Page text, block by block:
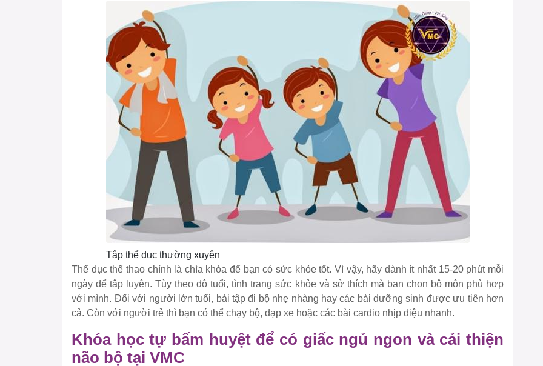
Tập thể dục thường xuyên
Thể dục thể thao chính là chìa khóa để bạn có sức khỏe tốt. Vì vậy, hãy dành ít nhất 15-20 phút mỗi
ngày để tập luyện. Tùy theo độ tuổi, tình trạng sức khỏe và sở thích mà bạn chọn bộ môn phù hợp
với mình. Đối với người lớn tuổi, bài tập đi bộ nhẹ nhàng hay các bài dưỡng sinh được ưu tiên hơn
cả. Còn với người trẻ thì bạn có thể chạy bộ, đạp xe hoặc các bài cardio nhịp điệu nhanh.
Khóa học tự bấm huyệt để có giấc ngủ ngon và cải thiện
não bộ tại VMC